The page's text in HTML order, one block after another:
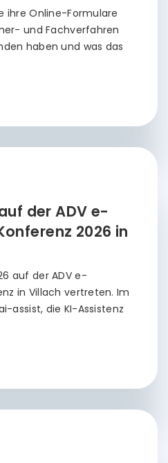
ihre Online-Formulare
und Fachverfahren
haben und was das
der ADV e-
2026 in
auf der ADV e-
in Villach vertreten. Im
assist, die KI-Assistenz